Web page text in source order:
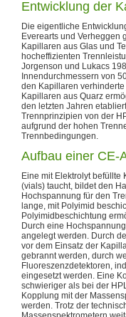
Entwicklung der
Die eigentliche
Everearts und Verheggen
Kapillaren aus Glas und
hocheffizienten
Jorgenson und Lukacs
Innendurchmessern von
den Kapillaren
Kapillaren aus Quarz
den letzten Jahren
Trennprinzipien von der
aufgrund der hohen
Trennbedingungen.
Aufbau einer CE-
Eine mit Elektrolyt
(vials) taucht, bildet den
Hochspannung für den
lange, mit Polyimid
Polyimidbeschichtung
Durch eine
angelegt werden. Durch
vor dem Einsatz der
gebrannt werden, durch
Fluoreszenzdetektoren,
eingesetzt werden. Eine
schwieriger als bei der
Kopplung mit der
werden. Trotz der